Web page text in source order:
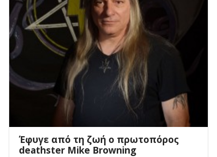
Έφυγε από τη ζωή ο πρωτοπόρος
deathster Mike Browning